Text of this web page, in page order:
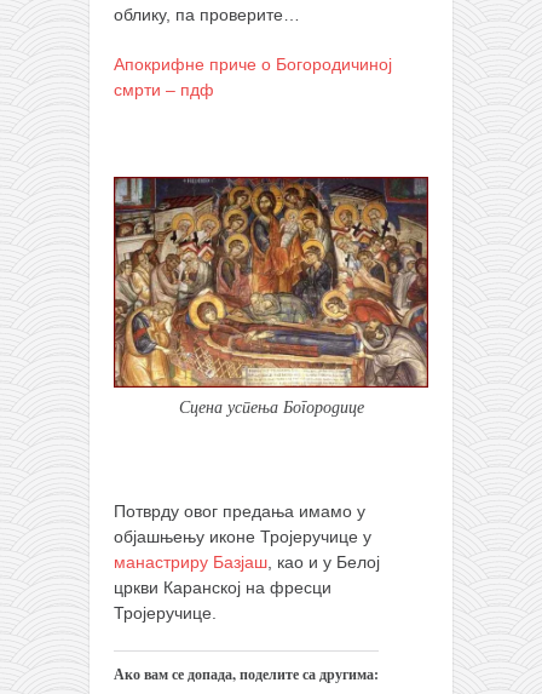
облику, па проверите…
Апокрифне приче о Богородичиној
смрти – пдф
Сцена успења Богородице
Потврду овог предања имамо у
објашњењу иконе Тројеручице у
манастриру Базјаш , као и у Белој
цркви Каранској на фресци
Тројеручице.
Ако вам се допада, поделите са другима: